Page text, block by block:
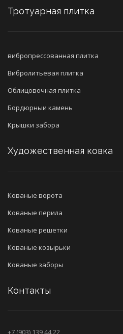
Тротуарная плитка
вибропрессованная плитка
Вибролитьевая плитка
Облицовочная плитка
Бордюрныи камень
Крышки забора
Художественная ковка
Кованые ворота
Кованые перила
Кованые решетки
Кованые козырьки
Кованые заборы
Контакты
+7 (903) 139 44 22